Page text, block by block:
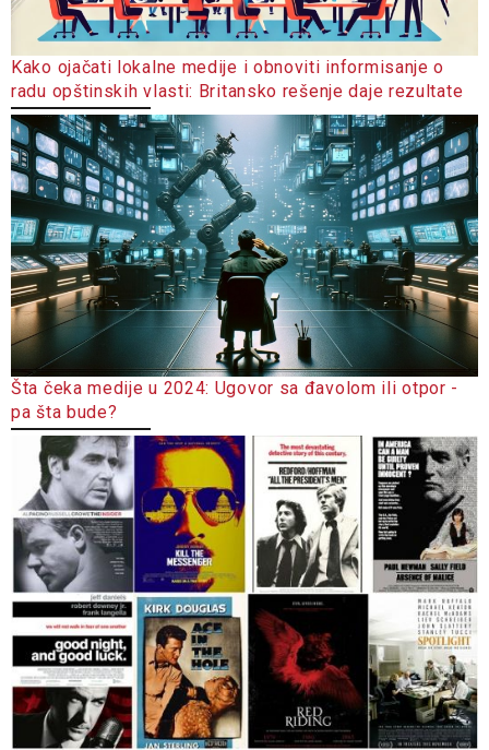
Kako ojačati lokalne medije i obnoviti informisanje o
radu opštinskih vlasti: Britansko rešenje daje rezultate
Šta čeka medije u 2024: Ugovor sa đavolom ili otpor -
pa šta bude?